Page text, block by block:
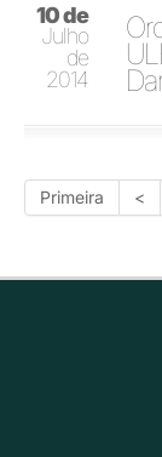
10 de
Julho
de
2014
Primeira <